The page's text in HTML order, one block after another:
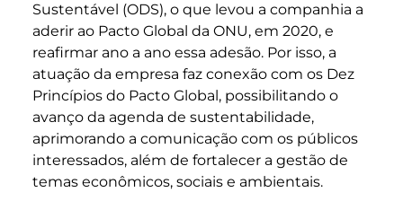
Sustentável (ODS), o que levou a companhia a
aderir ao Pacto Global da ONU, em 2020, e
reafirmar ano a ano essa adesão. Por isso, a
atuação da empresa faz conexão com os Dez
Princípios do Pacto Global, possibilitando o
avanço da agenda de sustentabilidade,
aprimorando a comunicação com os públicos
interessados, além de fortalecer a gestão de
temas econômicos, sociais e ambientais.